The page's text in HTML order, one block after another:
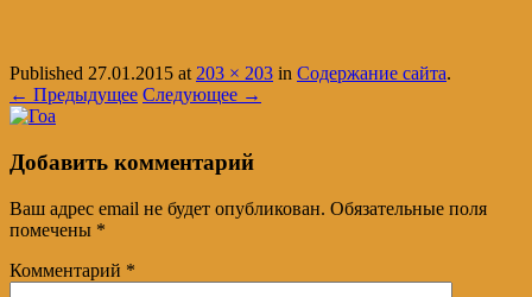
Published 27.01.2015 at203 × 203 in Содержание сайта.
← Предыдущее Следующее →
Добавить комментарий
Ваш адрес email не будет опубликован. Обязательные поля
помечены *
Комментарий *